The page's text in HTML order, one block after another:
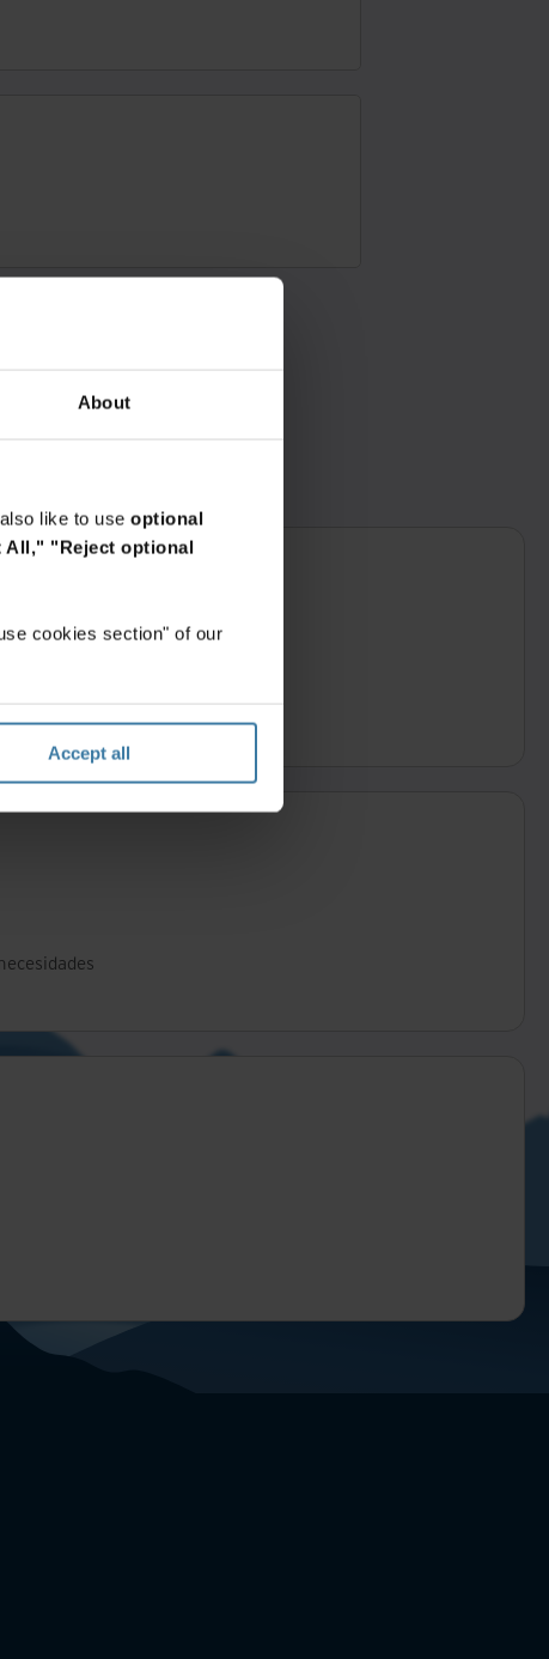
About
like to use optional
All," "Reject optional
cookies section" of our
Accept all
de un día hábil